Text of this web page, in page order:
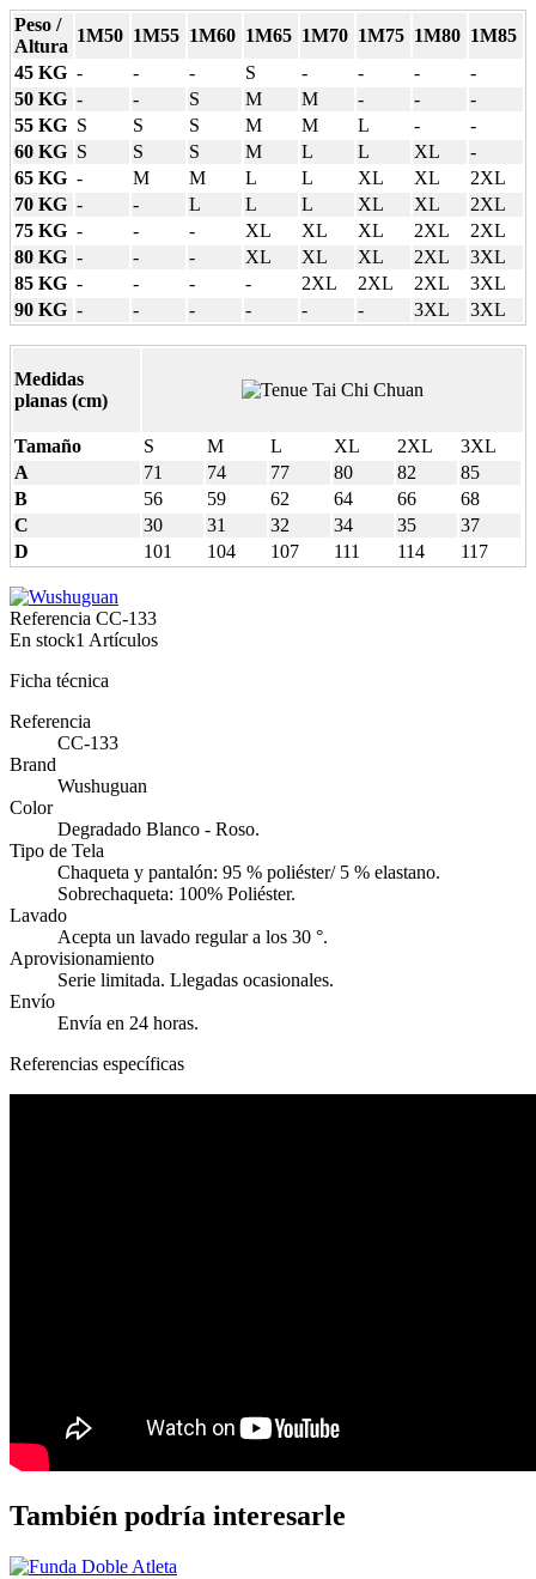
Peso /
Altura
1M50 1M55 1M60 1M65 1M70 1M75 1M80 1M85
45 KG - - - S - - -
-
50 KG - - S M M - -
-
55 KG S S S M M L -
-
60 KG S S S M L L XL
-
65 KG - M M L L XL XL
2XL
70 KG - - L L L XL XL
2XL
75 KG - - - XL XL XL 2XL
2XL
80 KG - - - XL XL XL 2XL
3XL
85 KG - - - - 2XL 2XL 2XL
3XL
90 KG - - - - - - 3XL 3XL
Medidas
planas (cm)
Tamaño S M L XL 2XL
3XL
A
71 74 77 80 82
85
B
56 59 62 64 66
68
C
30 31 32 34 35
37
D
101 104 107 111 114 117
Referencia CC-133
En stock1 Artículos
Ficha técnica
Referencia
CC-133
Brand
Wushuguan
Color
Degradado Blanco - Roso.
Tipo de Tela
Chaqueta y pantalón: 95 % poliéster/ 5 % elastano.
Sobrechaqueta: 100% Poliéster.
Lavado
Acepta un lavado regular a los 30 °.
Aprovisionamiento
Serie limitada. Llegadas ocasionales.
Envío
Envía en 24 horas.
Referencias específicas
También podría interesarle